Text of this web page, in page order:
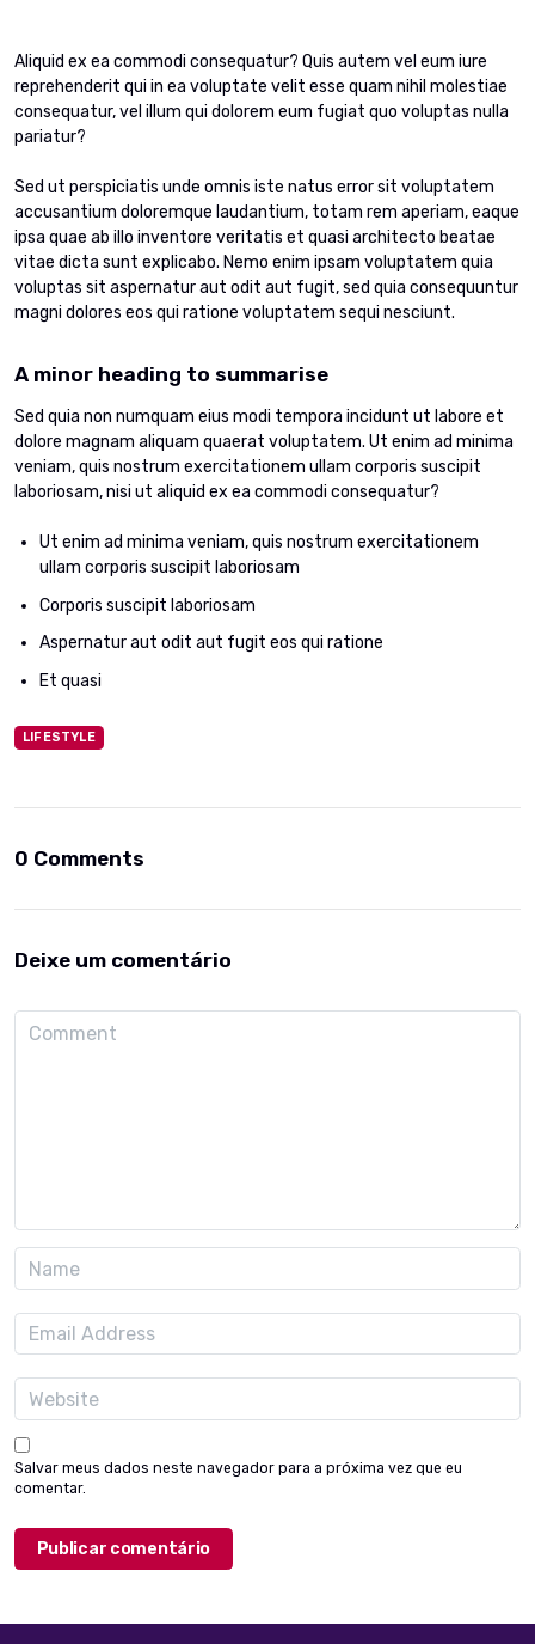
Aliquid ex ea commodi consequatur? Quis autem vel eum iure
reprehenderit qui in ea voluptate velit esse quam nihil molestiae
consequatur, vel illum qui dolorem eum fugiat quo voluptas nulla
pariatur?
Sed ut perspiciatis unde omnis iste natus error sit voluptatem
accusantium doloremque laudantium, totam rem aperiam, eaque
ipsa quae ab illo inventore veritatis et quasi architecto beatae
vitae dicta sunt explicabo. Nemo enim ipsam voluptatem quia
voluptas sit aspernatur aut odit aut fugit, sed quia consequuntur
magni dolores eos qui ratione voluptatem sequi nesciunt.
A minor heading to summarise
Sed quia non numquam eius modi tempora incidunt ut labore et
dolore magnam aliquam quaerat voluptatem. Ut enim ad minima
veniam, quis nostrum exercitationem ullam corporis suscipit
laboriosam, nisi ut aliquid ex ea commodi consequatur?
Ut enim ad minima veniam, quis nostrum exercitationem
ullam corporis suscipit laboriosam
Corporis suscipit laboriosam
Aspernatur aut odit aut fugit eos qui ratione
Et quasi
LIFESTYLE
0 Comments
Deixe um comentário
Salvar meus dados neste navegador para a próxima vez que eu
comentar.